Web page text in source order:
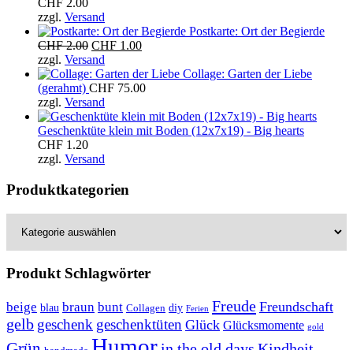
CHF 2.00
zzgl. Versand
Postkarte: Ort der Begierde
CHF2.00 Ursprünglicher
Preis
war:
CHF 2.00
CHF 1.00Aktueller
ist:
CHF 1.00.
zzgl. Versand
Collage: Garten der Liebe
(gerahmt) CHF 75.00
zzgl. Versand
Geschenktüte klein mit Boden (12x7x19) - Big hearts
CHF 1.20
zzgl. Versand
Produktkategorien
Produkt Schlagwörter
beige blau braun bunt Collagen diy Ferien Freude Freundschaft
gelb geschenk geschenktüten Glück Glücksmomente gold